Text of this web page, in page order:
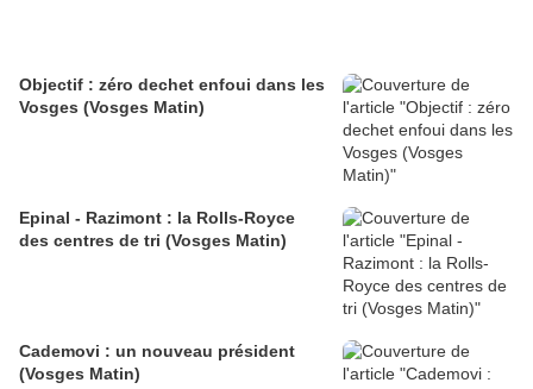
Objectif : zéro dechet enfoui dans les
Vosges (Vosges Matin)
Epinal - Razimont : la Rolls-Royce
des centres de tri (Vosges Matin)
Cademovi : un nouveau président
(Vosges Matin)